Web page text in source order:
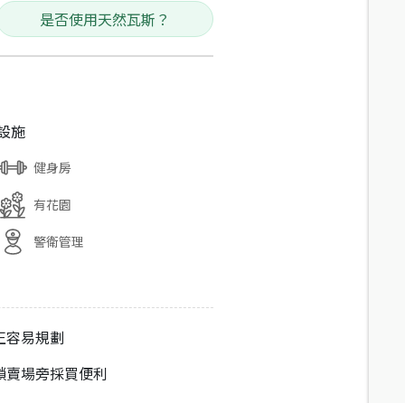
是否使用天然瓦斯？
施
健身房
有花園
警衛管理
容易規劃
賣場旁採買便利